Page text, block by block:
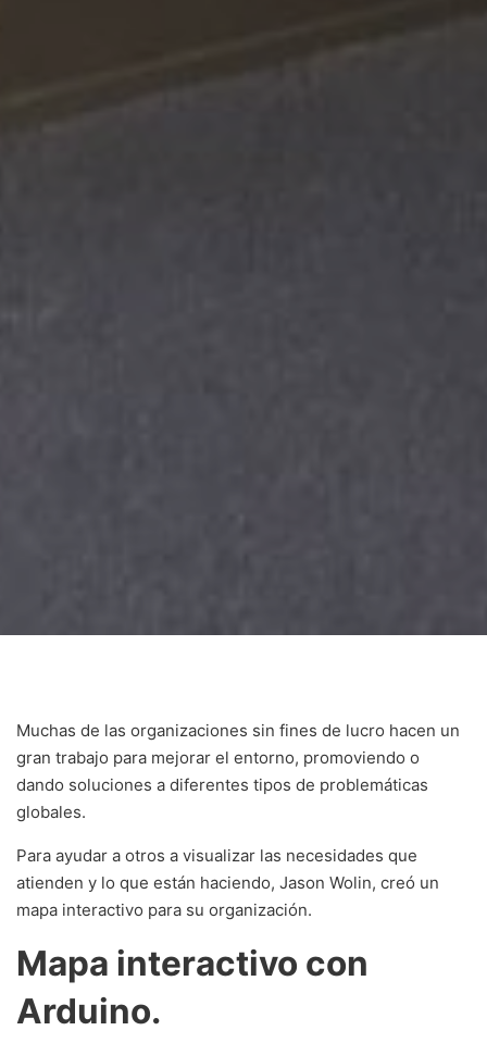
Muchas de las organizaciones sin fines de lucro hacen un
gran trabajo para mejorar el entorno, promoviendo o
dando soluciones a diferentes tipos de problemáticas
globales.
Para ayudar a otros a visualizar las necesidades que
atienden y lo que están haciendo, Jason Wolin, creó un
mapa interactivo para su organización.
Mapa interactivo con
Arduino.